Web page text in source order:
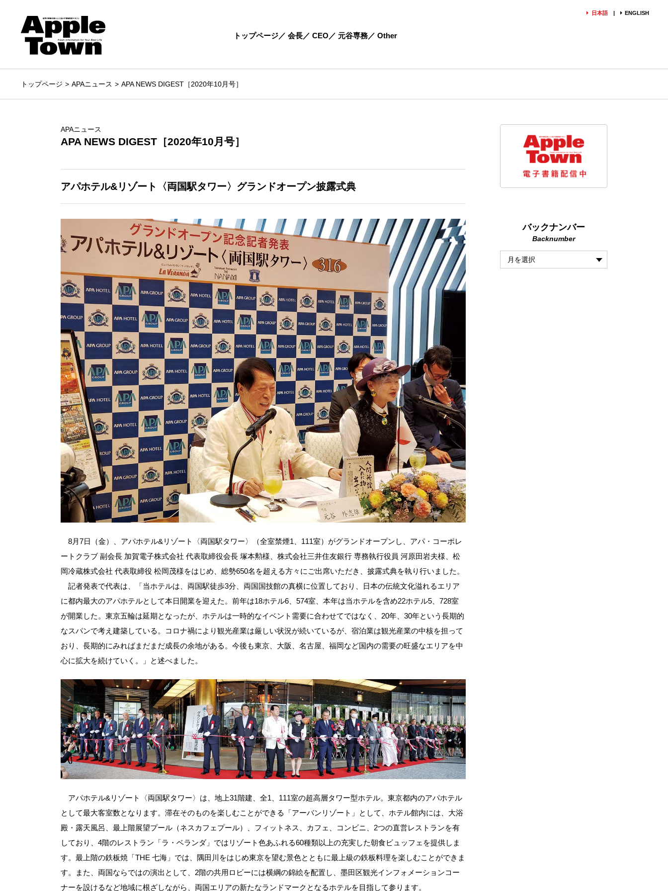
日本語 ENGLISH
トップページ 会長 CEO 元谷専務 Other
トップページ APAニュース APA NEWS DIGEST［2020年10月号］
APAニュース
APA NEWS DIGEST［2020年10月号］
アパホテル&リゾート〈両国駅タワー〉グランドオープン披露式典
8月7日（金）、アパホテル&リゾート〈両国駅タワー〉（全室禁煙1、111室）がグランドオープンし、アパ・コーポレ
ートクラブ 副会長 加賀電子株式会社 代表取締役会長 塚本勲様、株式会社三井住友銀行 専務執行役員 河原田岩夫様、松
岡冷蔵株式会社 代表取締役 松岡茂様をはじめ、総勢650名を超える方々にご出席いただき、披露式典を執り行いました。
記者発表で代表は、「当ホテルは、両国駅徒歩3分、両国国技館の真横に位置しており、日本の伝統文化溢れるエリア
に都内最大のアパホテルとして本日開業を迎えた。前年は18ホテル6、574室、本年は当ホテルを含め22ホテル5、728室
が開業した。東京五輪は延期となったが、ホテルは一時的なイベント需要に合わせてではなく、20年、30年という長期的
なスパンで考え建築している。コロナ禍により観光産業は厳しい状況が続いているが、宿泊業は観光産業の中核を担って
おり、長期的にみればまだまだ成長の余地がある。今後も東京、大阪、名古屋、福岡など国内の需要の旺盛なエリアを中
心に拡大を続けていく。」と述べました。
アパホテル&リゾート〈両国駅タワー〉は、地上31階建、全1、111室の超高層タワー型ホテル。東京都内のアパホテル
として最大客室数となります。滞在そのものを楽しむことができる「アーバンリゾート」として、ホテル館内には、大浴
殿・露天風呂、最上階展望プール（ネスカフェプール）、フィットネス、カフェ、コンビニ、2つの直営レストランを有
しており、4階のレストラン「ラ・ベランダ」ではリゾート色あふれる60種類以上の充実した朝食ビュッフェを提供しま
す。最上階の鉄板焼「THE 七海」では、隅田川をはじめ東京を望む景色とともに最上級の鉄板料理を楽しむことができま
す。また、両国ならではの演出として、2階の共用ロビーには横綱の錦絵を配置し、墨田区観光インフォメーションコー
ナーを設けるなど地域に根ざしながら、両国エリアの新たなランドマークとなるホテルを目指して参ります。
バックナンバー
Backnumber